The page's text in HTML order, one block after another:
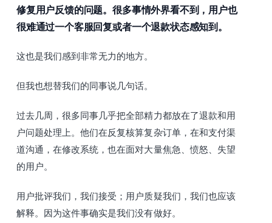
修复用户反馈的问题。很多事情外界看不到，用户也
很难通过一个客服回复或者一个退款状态感知到。
这也是我们感到非常无力的地方。
但我也想替我们的同事说几句话。
过去几周，很多同事几乎把全部精力都放在了退款和用
户问题处理上。他们在反复核算复杂订单，在和支付渠
道沟通，在修改系统，也在面对大量焦急、愤怒、失望
的用户。
用户批评我们，我们接受；用户质疑我们，我们也应该
解释。因为这件事确实是我们没有做好。